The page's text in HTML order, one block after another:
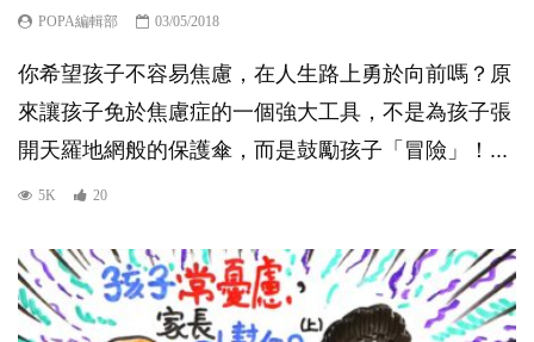
POPA編輯部 03/05/2018
你希望孩子不容易焦慮，在人生路上勇於向前嗎？原
來讓孩子免於焦慮症的一個強大工具，不是為孩子張
開天羅地網般的保護傘，而是鼓勵孩子「冒險」！...
5K 20